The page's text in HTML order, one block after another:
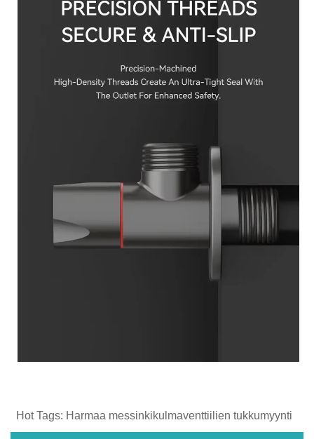
Hot Tags: Harmaa messinkikulmaventtiilien tukkumyynti